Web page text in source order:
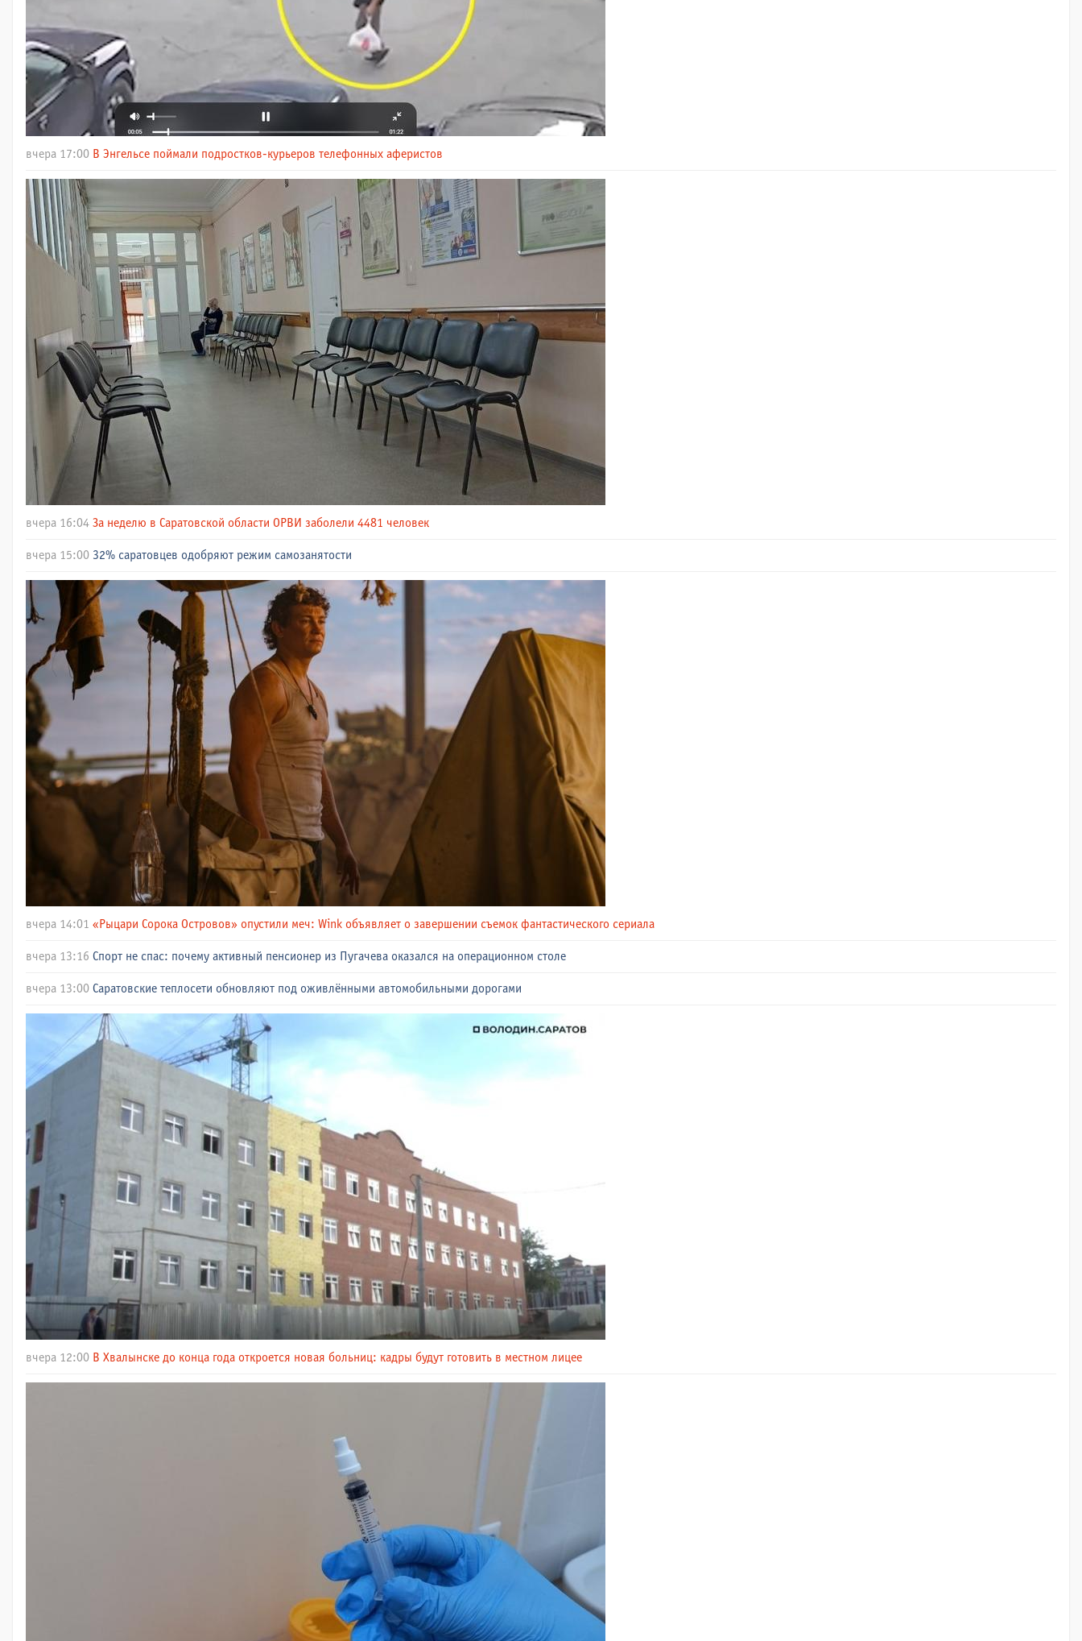
вчера 17:00 В Энгельсе поймали подростков-курьеров телефонных аферистов
вчера 16:04 За неделю в Саратовской области ОРВИ заболели 4481 человек
вчера 15:00 32% саратовцев одобряют режим самозанятости
вчера 14:01 «Рыцари Сорока Островов» опустили меч: Wink объявляет о завершении съемок фантастического сериала
вчера 13:16 Спорт не спас: почему активный пенсионер из Пугачева оказался на операционном столе
вчера 13:00 Саратовские теплосети обновляют под оживлёнными автомобильными дорогами
вчера 12:00 В Хвалынске до конца года откроется новая больниц: кадры будут готовить в местном лицее